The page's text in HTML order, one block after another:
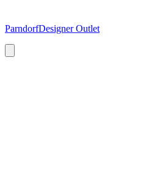
ParndorfDesigner Outlet